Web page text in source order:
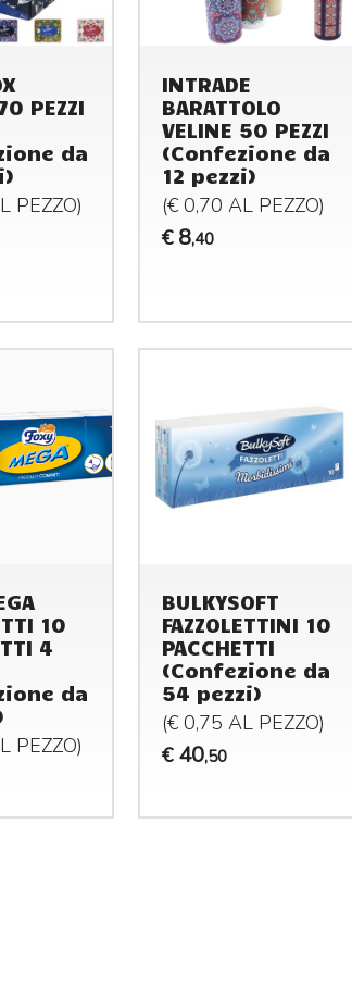
PEZZI
da
PEZZO)
INTRADE
BARATTOLO
VELINE 50 PEZZI
(Confezione da
12 pezzi)
(€ 0,70 AL PEZZO)
€ 8,40
10
4
da
PEZZO)
BULKYSOFT
FAZZOLETTINI 10
PACCHETTI
(Confezione da
54 pezzi)
(€ 0,75 AL PEZZO)
€ 40,50